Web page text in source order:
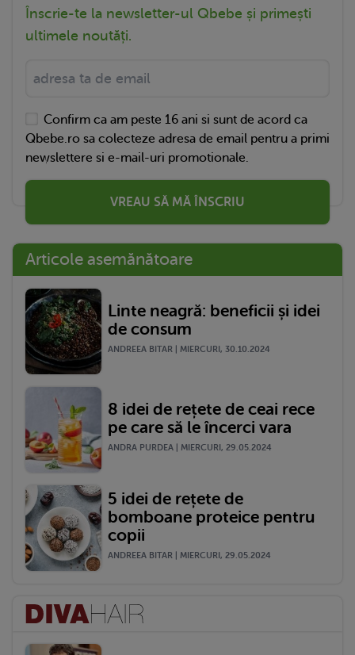
Înscrie-te la newsletter-ul Qbebe și primești
ultimele noutăți.
Confirm ca am peste 16 ani si sunt de acord ca
Qbebe.ro sa colecteze adresa de email pentru a primi
newslettere si e-mail-uri promotionale.
VREAU SĂ MĂ ÎNSCRIU
Articole asemănătoare
Linte neagră: beneficii și idei
de consum
ANDREEA BITAR | MIERCURI, 30.10.2024
8 idei de rețete de ceai rece
pe care să le încerci vara
ANDRA PURDEA | MIERCURI, 29.05.2024
5 idei de rețete de
bomboane proteice pentru
copii
ANDREEA BITAR | MIERCURI, 29.05.2024